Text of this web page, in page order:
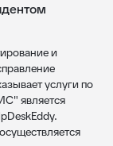
и
услуги по
является